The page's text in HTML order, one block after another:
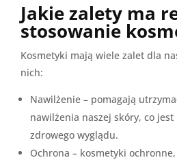
Jakie zalety ma
stosowanie
Kosmetyki mają wiele zalet dla
nich:
Nawilżenie – pomagają
nawilżenia naszej skóry, co
zdrowego wyglądu.
Ochrona – kosmetyki